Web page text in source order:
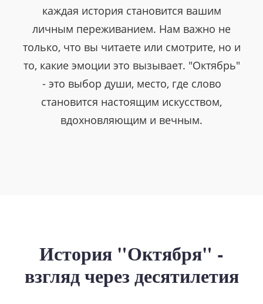
каждая история становится вашим
личным переживанием. Нам важно не
только, что вы читаете или смотрите, но и
то, какие эмоции это вызывает. "Октябрь"
- это выбор души, место, где слово
становится настоящим искусством,
вдохновляющим и вечным.
История "Октября" -
взгляд через десятилетия